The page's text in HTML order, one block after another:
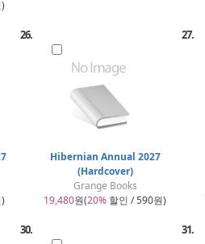
26.
Hibernian Annual 2027
(Hardcover)
Grange Books
19,480원(20% 할인 / 590원)
27.
30. 31.